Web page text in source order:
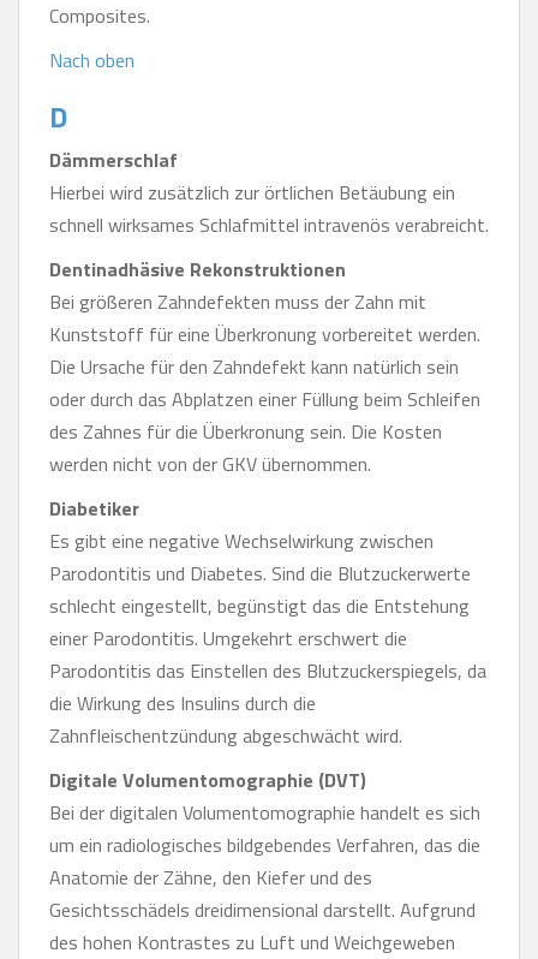
Composites.
Nach oben
D
Dämmerschlaf
Hierbei wird zusätzlich zur örtlichen Betäubung ein
schnell wirksames Schlafmittel intravenös verabreicht.
Dentinadhäsive Rekonstruktionen
Bei größeren Zahndefekten muss der Zahn mit
Kunststoff für eine Überkronung vorbereitet werden.
Die Ursache für den Zahndefekt kann natürlich sein
oder durch das Abplatzen einer Füllung beim Schleifen
des Zahnes für die Überkronung sein. Die Kosten
werden nicht von der GKV übernommen.
Diabetiker
Es gibt eine negative Wechselwirkung zwischen
Parodontitis und Diabetes. Sind die Blutzuckerwerte
schlecht eingestellt, begünstigt das die Entstehung
einer Parodontitis. Umgekehrt erschwert die
Parodontitis das Einstellen des Blutzuckerspiegels, da
die Wirkung des Insulins durch die
Zahnfleischentzündung abgeschwächt wird.
Digitale Volumentomographie (DVT)
Bei der digitalen Volumentomographie handelt es sich
um ein radiologisches bildgebendes Verfahren, das die
Anatomie der Zähne, den Kiefer und des
Gesichtsschädels dreidimensional darstellt. Aufgrund
des hohen Kontrastes zu Luft und Weichgeweben